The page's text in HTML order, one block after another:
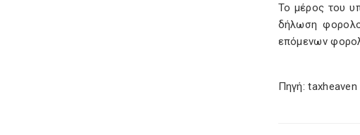
Το μέρος του
δήλωση
επόμενων
Πηγή: taxheaven